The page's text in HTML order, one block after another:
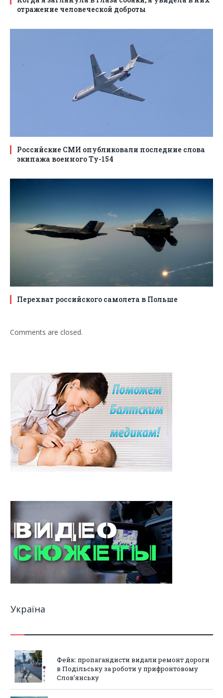
отражение человеческой доброты
Российские СМИ опубликовали последние слова
экипажа военного Ту-154
Перехват российского самолета в Польше
Comments are closed.
Україна
Фейк: пропагандисти видали ремонт дороги
в Подільську за роботи у прифронтовому
Слов’янську